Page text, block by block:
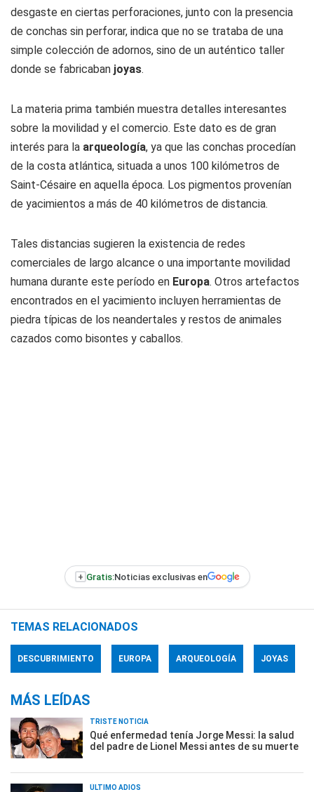
desgaste en ciertas perforaciones, junto con la presencia
de conchas sin perforar, indica que no se trataba de una
simple colección de adornos, sino de un auténtico taller
donde se fabricaban joyas.
La materia prima también muestra detalles interesantes
sobre la movilidad y el comercio. Este dato es de gran
interés para la arqueología, ya que las conchas procedían
de la costa atlántica, situada a unos 100 kilómetros de
Saint-Césaire en aquella época. Los pigmentos provenían
de yacimientos a más de 40 kilómetros de distancia.
Tales distancias sugieren la existencia de redes
comerciales de largo alcance o una importante movilidad
humana durante este período en Europa. Otros artefactos
encontrados en el yacimiento incluyen herramientas de
piedra típicas de los neandertales y restos de animales
cazados como bisontes y caballos.
+ Gratis:Noticias exclusivas en
TEMAS RELACIONADOS
DESCUBRIMIENTO EUROPA ARQUEOLOGÍA JOYAS
MÁS LEÍDAS
TRISTE NOTICIA
Qué enfermedad tenía Jorge Messi: la salud
del padre de Lionel Messi antes de su muerte
ÚLTIMO ADIÓS